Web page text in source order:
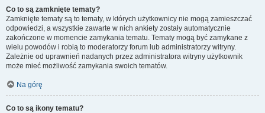
Co to są zamknięte tematy?
Zamknięte tematy są to tematy, w których użytkownicy nie mogą zamieszczać
odpowiedzi, a wszystkie zawarte w nich ankiety zostały automatycznie
zakończone w momencie zamykania tematu. Tematy mogą być zamykane z
wielu powodów i robią to moderatorzy forum lub administratorzy witryny.
Zależnie od uprawnień nadanych przez administratora witryny użytkownik
może mieć możliwość zamykania swoich tematów.
Na górę
Co to są ikony tematu?